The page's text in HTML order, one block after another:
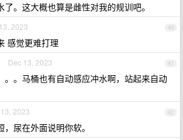
。这大概也算是雌性对我的规训吧。
40
2023
感觉更难打理
41
Dec 13, 2023
。。马桶也有自动感应冲水啊，站起来自动
42
2023
尿在外面说明你软。